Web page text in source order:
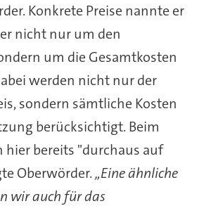
Konkrete Preise nannte er
nicht nur um den
um die Gesamtkosten
werden nicht nur der
sondern sämtliche Kosten
berücksichtigt. Beim
hier bereits "durchaus auf
Oberwörder.„Eine ähnliche
wir auch für das